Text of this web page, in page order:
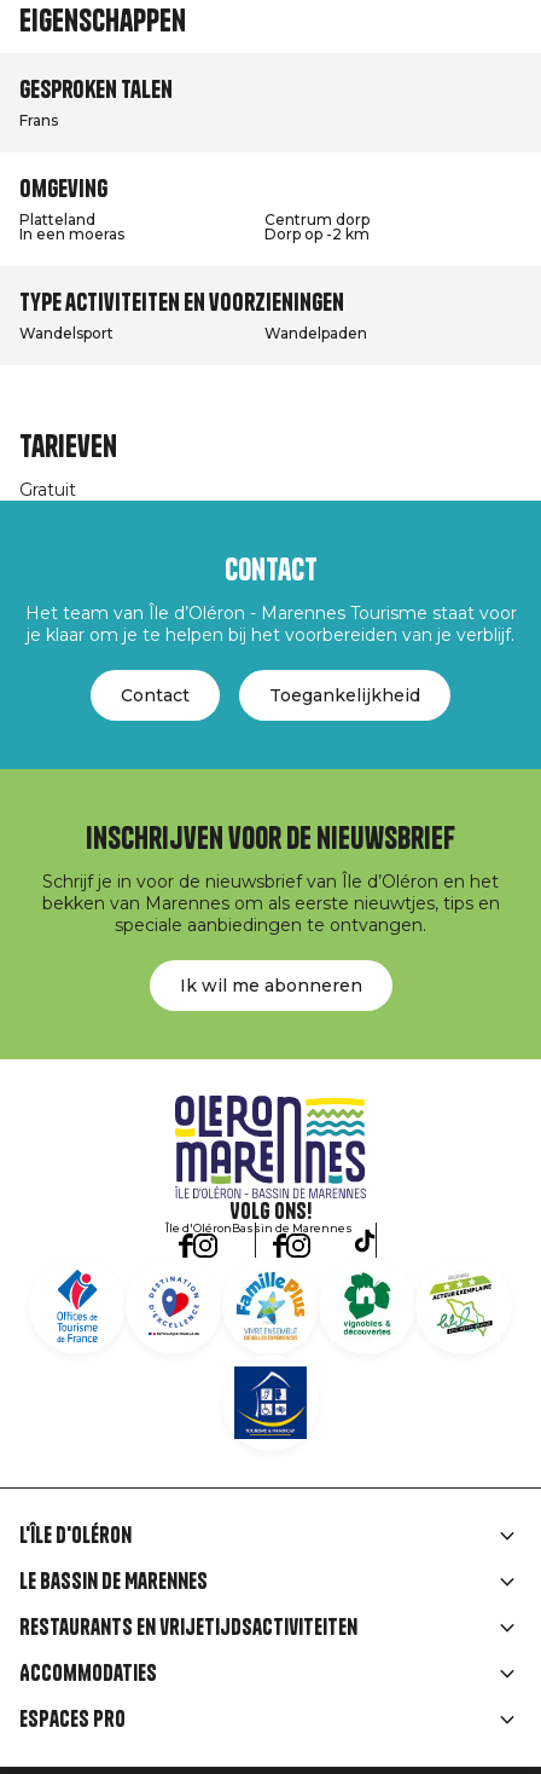
Eigenschappen
Gesproken talen
Frans
Omgeving
Platteland
Centrum dorp
In een moeras
Dorp op -2 km
Type activiteiten en voorzieningen
Wandelsport Wandelpaden
Tarieven
Gratuit
Contact
Het team van Île d’Oléron - Marennes Tourisme staat voor
je klaar om je te helpen bij het voorbereiden van je verblijf.
Contact Toegankelijkheid
Inschrijven voor de nieuwsbrief
Schrijf je in voor de nieuwsbrief van Île d’Oléron en het
bekken van Marennes om als eerste nieuwtjes, tips en
speciale aanbiedingen te ontvangen.
Ik wil me abonneren
Volg ons!
Île d'OléronBassin de Marennes
Liens
rubriques
L'île d'Oléron
Le Bassin de Marennes
Restaurants en vrijetijdsactiviteiten
Accommodaties
Espaces Pro